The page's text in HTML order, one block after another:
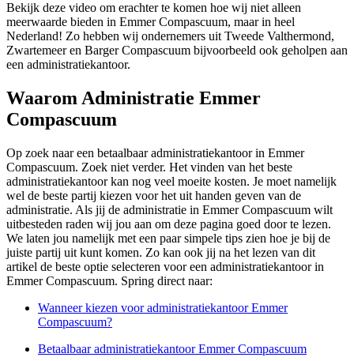
Bekijk deze video om erachter te komen hoe wij niet alleen
meerwaarde bieden in Emmer Compascuum, maar in heel
Nederland! Zo hebben wij ondernemers uit Tweede Valthermond,
Zwartemeer en Barger Compascuum bijvoorbeeld ook geholpen aan
een administratiekantoor.
Waarom Administratie Emmer
Compascuum
Op zoek naar een betaalbaar administratiekantoor in Emmer
Compascuum. Zoek niet verder. Het vinden van het beste
administratiekantoor kan nog veel moeite kosten. Je moet namelijk
wel de beste partij kiezen voor het uit handen geven van de
administratie. Als jij de administratie in Emmer Compascuum wilt
uitbesteden raden wij jou aan om deze pagina goed door te lezen.
We laten jou namelijk met een paar simpele tips zien hoe je bij de
juiste partij uit kunt komen. Zo kan ook jij na het lezen van dit
artikel de beste optie selecteren voor een administratiekantoor in
Emmer Compascuum. Spring direct naar:
Wanneer kiezen voor administratiekantoor Emmer
Compascuum?
Betaalbaar administratiekantoor Emmer Compascuum